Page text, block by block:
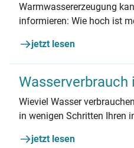
Warmwassererzeugung
informieren: Wie hoch ist
jetzt lesen
Wasserverbrauch
Wieviel Wasser
in wenigen Schritten Ihren
jetzt lesen